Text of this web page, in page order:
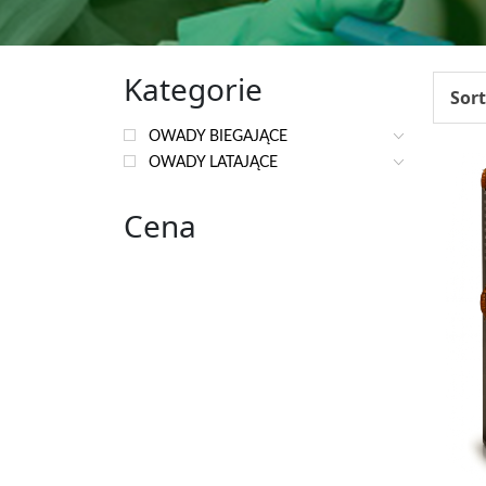
Kategorie
OWADY BIEGAJĄCE
OWADY LATAJĄCE
Cena